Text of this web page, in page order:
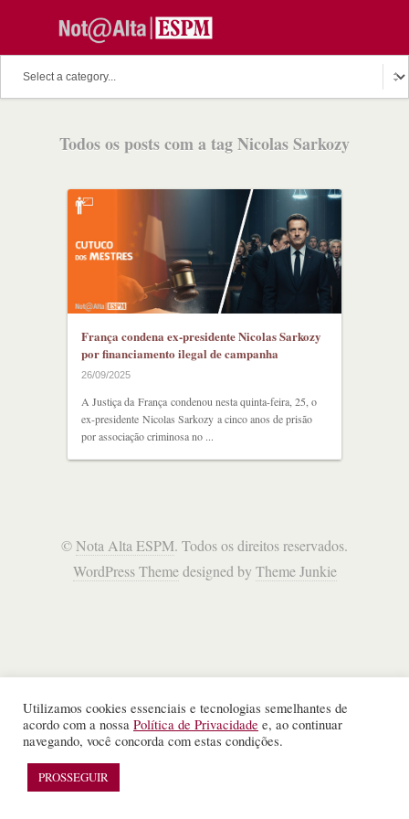
Todos os posts com a tag Nicolas Sarkozy
França condena ex-presidente Nicolas Sarkozy
por financiamento ilegal de campanha
26/09/2025
A Justiça da França condenou nesta quinta-feira, 25, o
ex-presidente Nicolas Sarkozy a cinco anos de prisão
por associação criminosa no ...
©Nota Alta ESPM. Todos os direitos reservados.
WordPress Themedesigned by Theme Junkie
Utilizamos cookies essenciais e tecnologias semelhantes de
acordo com a nossa Política de Privacidade e, ao continuar
navegando, você concorda com estas condições.
PROSSEGUIR